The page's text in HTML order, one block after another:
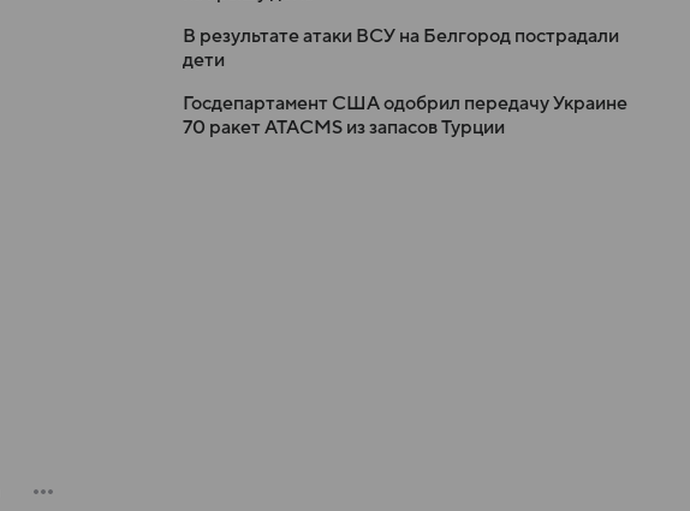
В результате атаки ВСУ на Белгород пострадали
дети
Госдепартамент США одобрил передачу Украине
70 ракет ATACMS из запасов Турции